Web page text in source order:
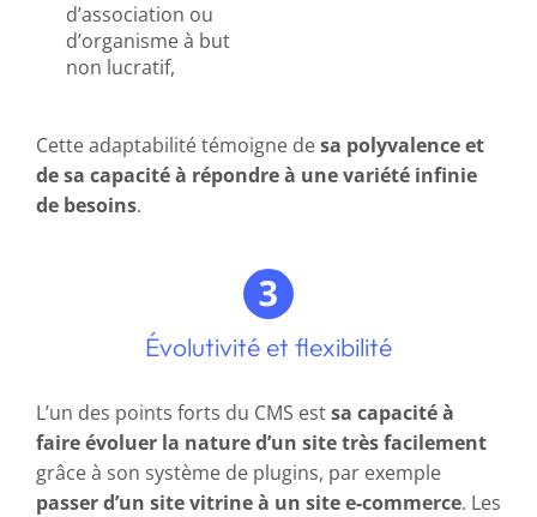
d’association ou
d’organisme à but
non lucratif,
Cette adaptabilité témoigne desa polyvalence et
de sa capacité à répondre à une variété infinie
de besoins.
Évolutivité et flexibilité
L’un des points forts du CMS estsa capacité à
faire évoluer la nature d’un site très facilement
grâce à son système de plugins, par exemple
passer d’un site vitrine à un site e-commerce. Les